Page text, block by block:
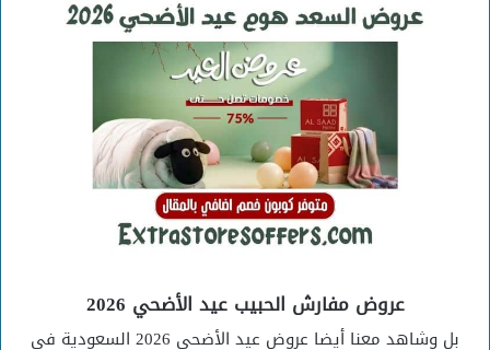
عروض مفارش الحبيب عيد الأضحي 2026
بل وشاهد معنا أيضا عروض عيد الأضحي 2026 السعودية في